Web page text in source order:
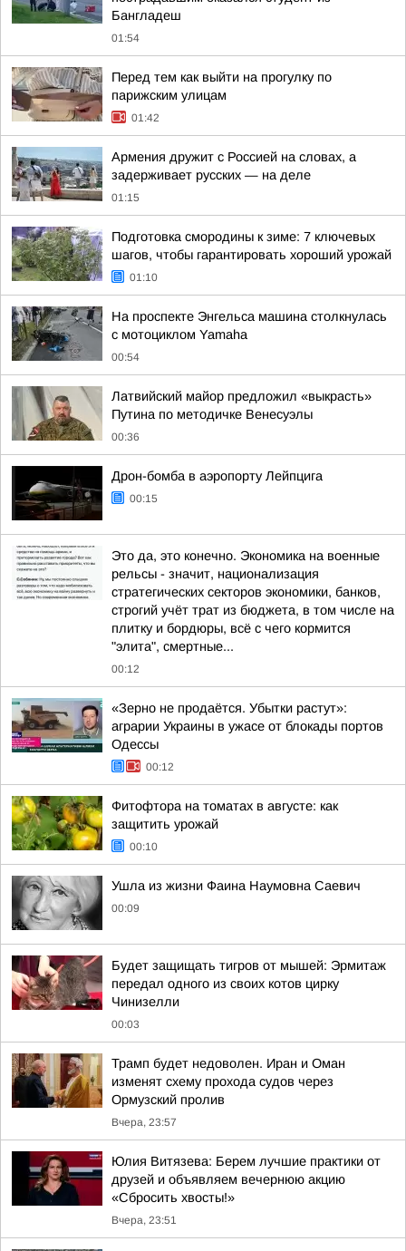
Бангладеш
01:54
Перед тем как выйти на прогулку по
парижским улицам
01:42
Армения дружит с Россией на словах, а
задерживает русских — на деле
01:15
Подготовка смородины к зиме: 7 ключевых
шагов, чтобы гарантировать хороший урожай
01:10
На проспекте Энгельса машина столкнулась
с мотоциклом Yamaha
00:54
Латвийский майор предложил «выкрасть»
Путина по методичке Венесуэлы
00:36
Дрон-бомба в аэропорту Лейпцига
00:15
Это да, это конечно. Экономика на военные
рельсы - значит, национализация
стратегических секторов экономики, банков,
строгий учёт трат из бюджета, в том числе на
плитку и бордюры, всё с чего кормится
"элита", смертные...
00:12
«Зерно не продаётся. Убытки растут»:
аграрии Украины в ужасе от блокады портов
Одессы
00:12
Фитофтора на томатах в августе: как
защитить урожай
00:10
Ушла из жизни Фаина Наумовна Саевич
00:09
Будет защищать тигров от мышей: Эрмитаж
передал одного из своих котов цирку
Чинизелли
00:03
Трамп будет недоволен. Иран и Оман
изменят схему прохода судов через
Ормузский пролив
Вчера, 23:57
Юлия Витязева: Берем лучшие практики от
друзей и объявляем вечернюю акцию
«Сбросить хвосты!»
Вчера, 23:51